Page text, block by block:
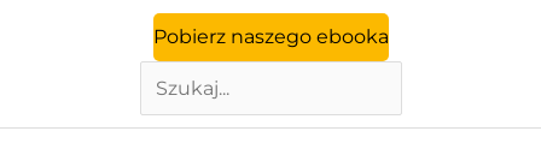
Pobierz naszego ebooka
Szukaj